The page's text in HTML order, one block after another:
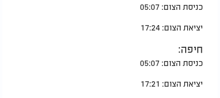
כניסת הצום: 05:07
יציאת הצום: 17:24
חיפה:
כניסת הצום: 05:07
יציאת הצום: 17:21